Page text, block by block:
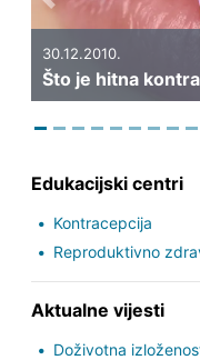
30.12.2010.
Što je hitna
Previous
Edukacijski centri
Kontracepcija
Reproduktivno
Aktualne vijesti
Doživotna